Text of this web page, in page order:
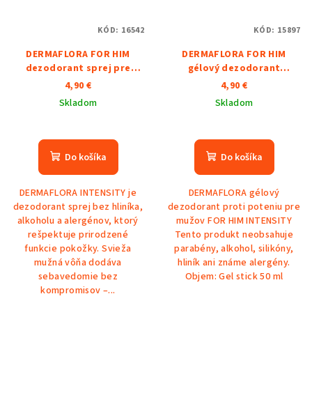
DERMAFLORA FOR HIM
dezodorant sprej pre
mužov INTENSITY
4,90 €
Skladom
hodnotenie
produktu
z
5
hviezdičiek.
Do košíka
DERMAFLORA INTENSITY je
dezodorant sprej bez hliníka,
alkoholu a alergénov, ktorý
rešpektuje prirodzené
funkcie pokožky. Svieža
mužná vôňa dodáva
sebavedomie bez
kompromisov –...
KÓD: 16542
DERMAFLORA FOR HIM
gélový dezodorant
INTENSITY
4,90 €
Skladom
hodnotenie
produktu
z
5
hviezdičiek.
Do košíka
DERMAFLORA gélový
dezodorant proti poteniu pre
mužov FOR HIM INTENSITY
Tento produkt neobsahuje
parabény, alkohol, silikóny,
hliník ani známe alergény.
Objem: Gel stick 50 ml
KÓD: 15897